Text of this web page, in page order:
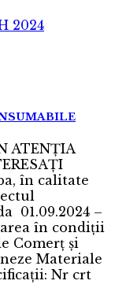
în calitate
01.09.2024 –
în condiții
Comerț și
Materiale
Nr crt